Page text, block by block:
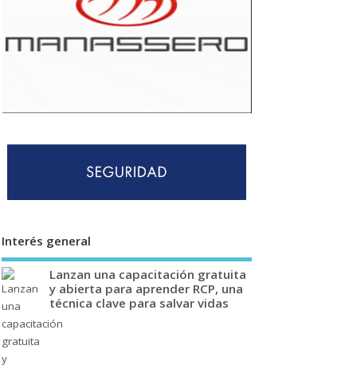
Interés general
Lanzan una capacitación gratuita
y abierta para aprender RCP, una
técnica clave para salvar vidas